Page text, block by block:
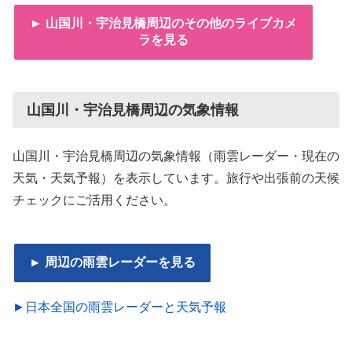
► 山国川・宇治見橋周辺のその他のライブカメ
ラを見る
山国川・宇治見橋周辺の気象情報
山国川・宇治見橋周辺の気象情報（雨雲レーダー・現在の
天気・天気予報）を表示しています。旅行や出張前の天候
チェックにご活用ください。
► 周辺の雨雲レーダーを見る
►日本全国の雨雲レーダーと天気予報